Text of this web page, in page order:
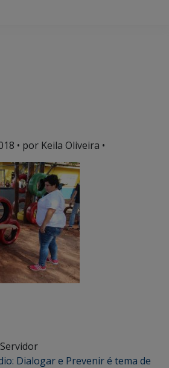
• por Keila Oliveira •
Dialogar e Prevenir é tema de